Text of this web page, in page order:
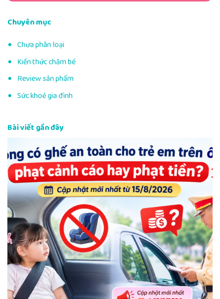
Chuyên mục
Chưa phân loại
Kiến thức chăm bé
Review sản phẩm
Sức khoẻ gia đình
Bài viết gần đây